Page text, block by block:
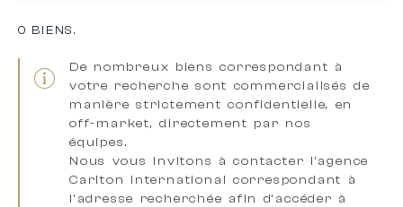
0 BIENS.
De nombreux biens correspondant à
votre recherche sont commercialisés de
manière strictement confidentielle, en
off-market, directement par nos
équipes.
Nous vous invitons àcontacter l’agence
Carlton International correspondant à
l’adresse recherchée afin d’accéder à